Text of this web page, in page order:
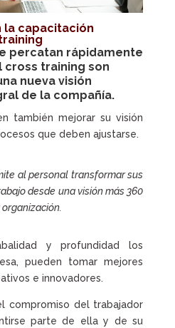
la capacitación
percatan rápidamente
cross training son
nueva visión
de la compañía.
también mejorar su visión
que deben ajustarse.
al personal transformar sus
desde una visión más 360
y profundidad los
pueden tomar mejores
e innovadores.
compromiso del trabajador
parte de ella y de su